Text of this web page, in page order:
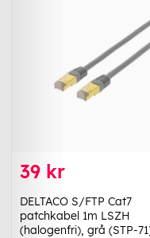
39 kr
DELTACO S/FTP Cat7
patchkabel 1m LSZH
(halogenfri), grå (STP-